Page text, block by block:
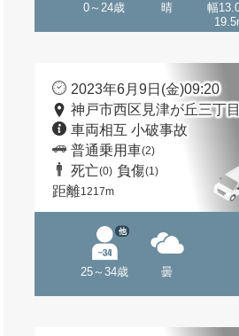
0～24歳 晴
幅
2023年6月9日(金)09:20
神戸市西区見津が丘三丁
車両相互 小破事故
普通乗用車(2)
死亡(0) 負傷(1)
距離1217m
25～34歳
他
曇